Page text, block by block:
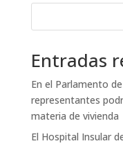
Entradas
En el Parlamento
representantes
materia de vivienda
El Hospital Insular